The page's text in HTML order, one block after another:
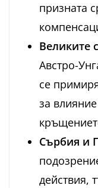
призната
Великите
Австро-
се
за
Сърбия и
действия,